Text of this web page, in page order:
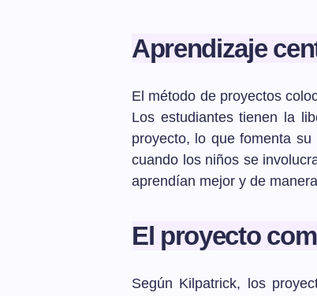
Aprendizaje
El método de proyectos
Los estudiantes tienen la
proyecto, lo que fomenta
cuando los niños se
aprendían mejor y de
El proyecto
Según Kilpatrick, los